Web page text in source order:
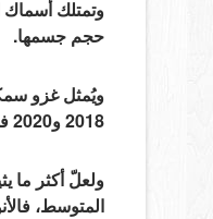
وتمتلك أسماك
حجم جسمها.
ويُمثل غزو
2018 و2020 فقط، ازدادت أعداد سمكة الأسد بنسبة 400% في بعض المناطق.
ولعلّ أكثر ما
المتوسط،